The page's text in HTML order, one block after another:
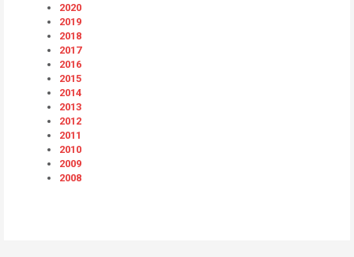
2020
2019
2018
2017
2016
2015
2014
2013
2012
2011
2010
2009
2008